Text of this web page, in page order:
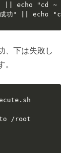
|| echo "cd ~ 処
功" || echo "cd
、下は失敗し
/root